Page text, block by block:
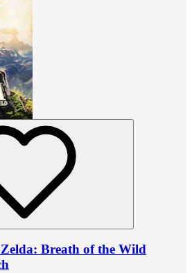
Breath of the Wild